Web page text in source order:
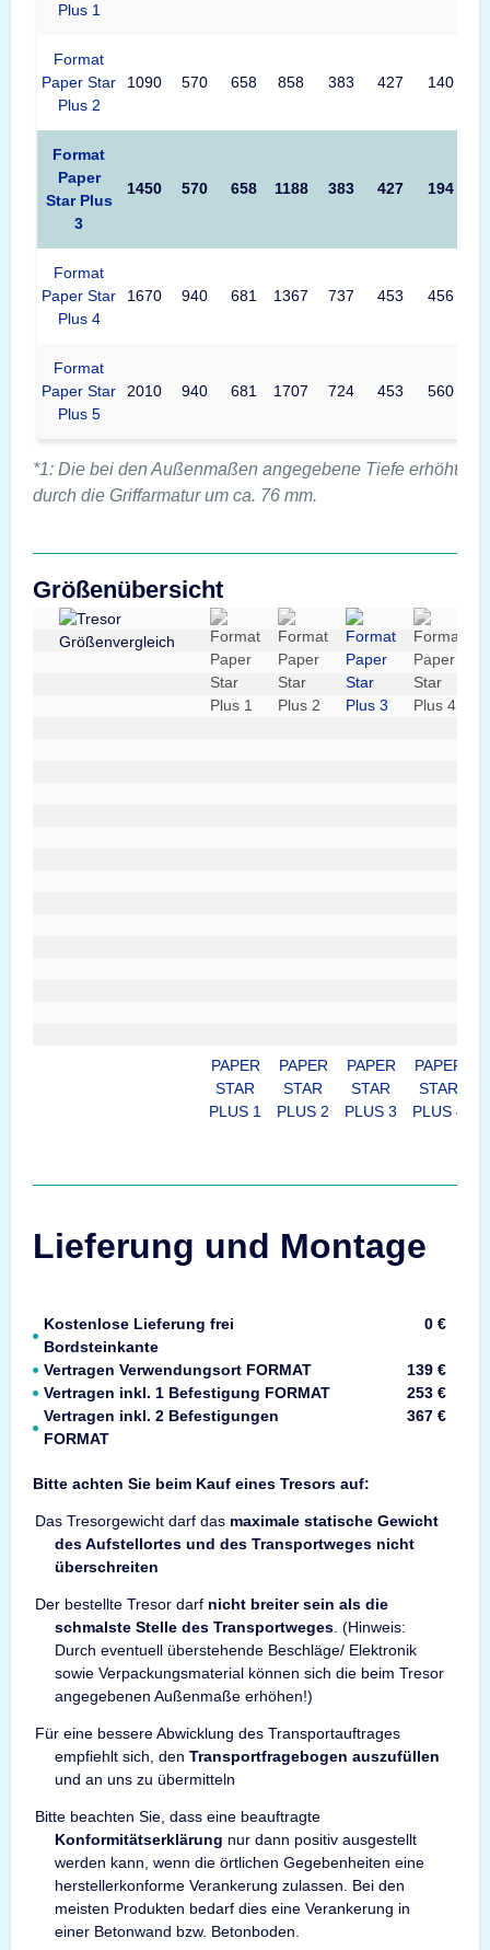
Plus 1
Format
Paper Star
Plus 2
1090 570 658 858 383 427 140
Format
Paper
Star Plus
3
1450 570 658 1188 383 427 194
Format
Paper Star
Plus 4
1670 940 681 1367 737 453 456
Format
Paper Star
Plus 5
2010 940 681 1707 724 453 560
*1: Die bei den Außenmaßen angegebene Tiefe erhöht
durch die Griffarmatur um ca. 76 mm.
Größenübersicht
PAPER
STAR
PLUS 1
PAPER
STAR
PLUS 2
PAPER
STAR
PLUS 3
PAPER
STAR
PLUS 4
Lieferung und Montage
Kostenlose Lieferung frei
Bordsteinkante
0 €
Vertragen Verwendungsort FORMAT
139 €
Vertragen inkl. 1 Befestigung FORMAT
253 €
Vertragen inkl. 2 Befestigungen
FORMAT
367 €
Bitte achten Sie beim Kauf eines Tresors auf:
Das Tresorgewicht darf das maximale statische Gewicht
des Aufstellortes und des Transportweges nicht
überschreiten
Der bestellte Tresor darf nicht breiter sein als die
schmalste Stelle des Transportweges . (Hinweis:
Durch eventuell überstehende Beschläge/ Elektronik
sowie Verpackungsmaterial können sich die beim Tresor
angegebenen Außenmaße erhöhen!)
Für eine bessere Abwicklung des Transportauftrages
empfiehlt sich, den Transportfragebogen auszufüllen
und an uns zu übermitteln
Bitte beachten Sie, dass eine beauftragte
Konformitätserklärung nur dann positiv ausgestellt
werden kann, wenn die örtlichen Gegebenheiten eine
herstellerkonforme Verankerung zulassen. Bei den
meisten Produkten bedarf dies eine Verankerung in
einer Betonwand bzw. Betonboden.